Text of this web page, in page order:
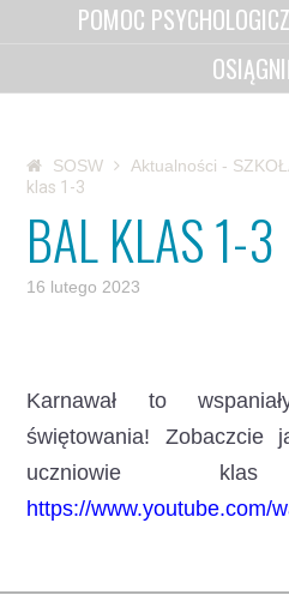
POMOC
SOSW Aktualności -
klas 1-3
BAL KLAS 1-3
16 lutego 2023
Karnawał to
świętowania! Zobaczcie
uczniowie
https://www.youtube.com/